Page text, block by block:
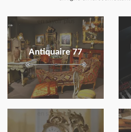
Antiquaire 77
en savoir plus
en savoir plus